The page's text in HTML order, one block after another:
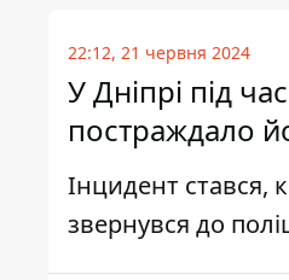
22:12, 21 червня 2024
У Дніпрі під
постраждало
Інцидент стався,
звернувся до